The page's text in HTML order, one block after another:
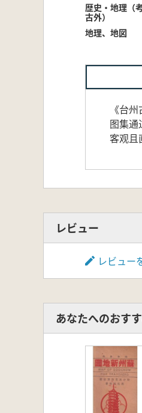
歴史・地理（
古外）
地理、地図
《台
图集通
客观且
レビュー
レビュー
あなたへのおす